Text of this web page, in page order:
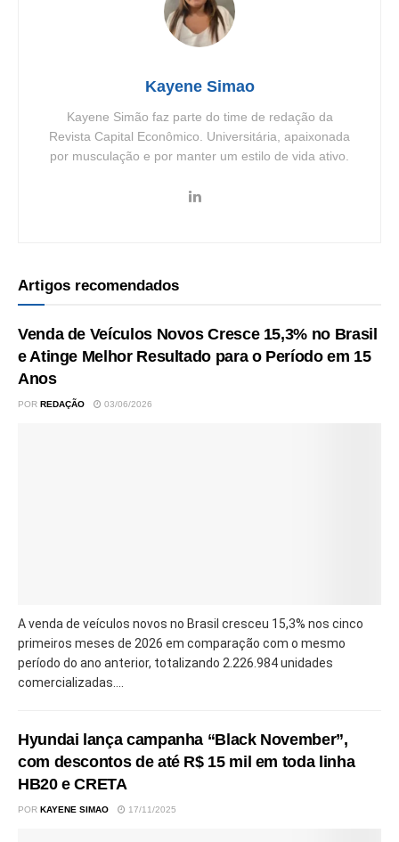
Kayene Simao
Kayene Simão faz parte do time de redação da
Revista Capital Econômico. Universitária, apaixonada
por musculação e por manter um estilo de vida ativo.
Artigos recomendados
Venda de Veículos Novos Cresce 15,3% no Brasil
e Atinge Melhor Resultado para o Período em 15
Anos
POR REDAÇÃO 03/06/2026
A venda de veículos novos no Brasil cresceu 15,3% nos cinco
primeiros meses de 2026 em comparação com o mesmo
período do ano anterior, totalizando 2.226.984 unidades
comercializadas....
Hyundai lança campanha “Black November”,
com descontos de até R$ 15 mil em toda linha
HB20 e CRETA
POR KAYENE SIMAO 17/11/2025